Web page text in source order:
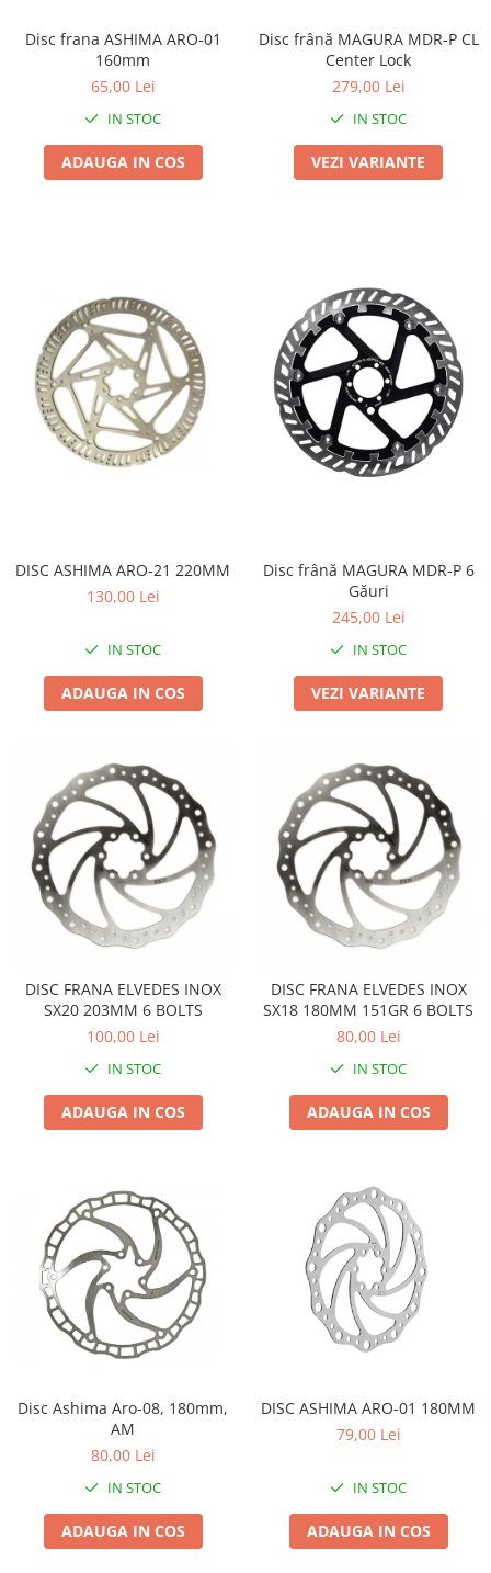
Groupset
Disc frana ASHIMA ARO-01
160mm
65,00 Lei
IN STOC
ADAUGA IN COS
Disc frână MAGURA MDR-P CL
Center Lock
279,00 Lei
IN STOC
VEZI VARIANTE
DISC ASHIMA ARO-21 220MM
130,00 Lei
IN STOC
ADAUGA IN COS
Disc frână MAGURA MDR-P 6
Găuri
245,00 Lei
IN STOC
VEZI VARIANTE
DISC FRANA ELVEDES INOX
SX20 203MM 6 BOLTS
100,00 Lei
IN STOC
ADAUGA IN COS
DISC FRANA ELVEDES INOX
SX18 180MM 151GR 6 BOLTS
80,00 Lei
IN STOC
ADAUGA IN COS
Disc Ashima Aro-08, 180mm,
AM
80,00 Lei
IN STOC
ADAUGA IN COS
DISC ASHIMA ARO-01 180MM
79,00 Lei
IN STOC
ADAUGA IN COS